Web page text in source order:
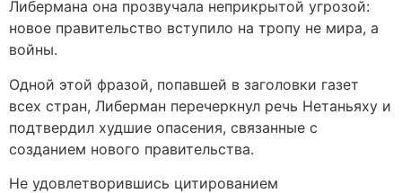
Либермана она прозвучала неприкрытой угрозой:
новое правительство вступило на тропу не мира, а
войны.
Одной этой фразой, попавшей в заголовки газет
всех стран, Либерман перечеркнул речь Нетаньяху и
подтвердил худшие опасения, связанные с
созданием нового правительства.
Не удовлетворившись цитированием